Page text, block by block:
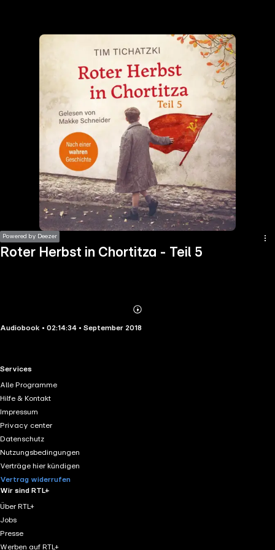
Powered by Deezer
Roter Herbst in Chortitza - Teil 5
Mehr
Details
Audiobook • 02:14:34 • September 2018
RTL+ useful links.
Services
Alle Programme
Hilfe & Kontakt
Impressum
Privacy center
Datenschutz
Nutzungsbedingungen
Verträge hier kündigen
Vertrag widerrufen
Wir sind RTL+
Über RTL+
Jobs
Presse
Werben auf RTL+